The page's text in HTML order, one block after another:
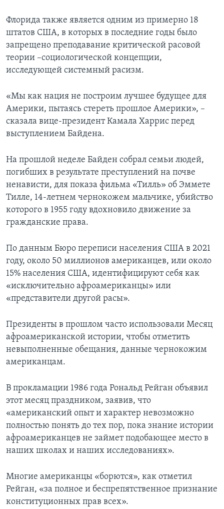
Флорида также является одним из примерно 18
штатов США, в которых в последние годы было
запрещено преподавание критической расовой
теории –социологической концепции,
исследующей системный расизм.
«Мы как нация не построим лучшее будущее для
Америки, пытаясь стереть прошлое Америки», –
сказала вице-президент Камала Харрис перед
выступлением Байдена.
На прошлой неделе Байден собрал семьи людей,
погибших в результате преступлений на почве
ненависти, для показа фильма «Тилль» об Эммете
Тилле, 14-летнем чернокожем мальчике, убийство
которого в 1955 году вдохновило движение за
гражданские права.
По данным Бюро переписи населения США в 2021
году, около 50 миллионов американцев, или около
15% населения США, идентифицируют себя как
«исключительно афроамериканцы» или
«представители другой расы».
Президенты в прошлом часто использовали Месяц
афроамериканской истории, чтобы отметить
невыполненные обещания, данные чернокожим
американцам.
В прокламации 1986 года Рональд Рейган объявил
этот месяц праздником, заявив, что
«американский опыт и характер невозможно
полностью понять до тех пор, пока знание истории
афроамериканцев не займет подобающее место в
наших школах и наших исследованиях».
Многие американцы «борются», как отметил
Рейган, «за полное и беспрепятственное признание
конституционных прав всех».